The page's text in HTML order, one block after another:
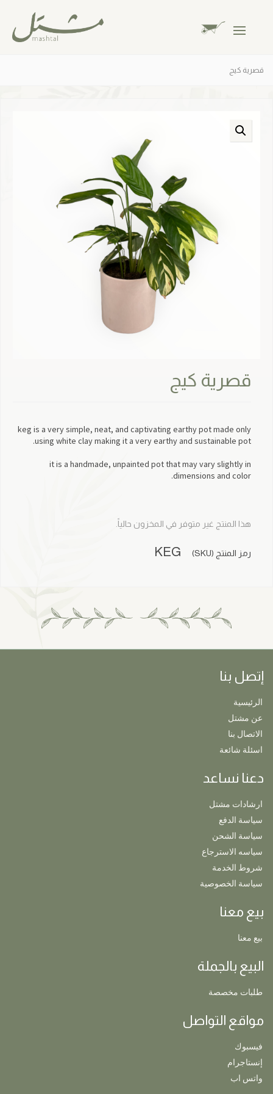
قصرية كيج
قصرية كيج
keg is a very simple, neat, and captivating earthy pot made only
using white clay making it a very earthy and sustainable pot.
it is a handmade, unpainted pot that may vary slightly in
dimensions and color.
هذا المنتج غير متوفر في المخزون حالياً.
رمز المنتج (SKU) KEG
إتصل بنا
الرئيسية
عن مشتل
الاتصال بنا
اسئلة شائعة
دعنا نساعد
ارشادات مشتل
سياسة الدفع
سياسة الشحن
سياسه الاسترجاع
شروط الخدمة
سياسة الخصوصية
بيع معنا
بيع معنا
البيع بالجملة
طلبات مخصصة
مواقع التواصل
فيسبوك
إنستاجرام
واتس اب